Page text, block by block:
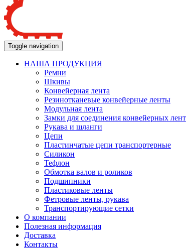
Toggle navigation
НАША ПРОДУКЦИЯ
Ремни
Шкивы
Конвейерная лента
Резинотканевые конвейерные ленты
Модульная лента
Замки для соединения конвейерных лент
Рукава и шланги
Цепи
Пластинчатые цепи транспортерные
Силикон
Тефлон
Обмотка валов и роликов
Подшипники
Пластиковые ленты
Фетровые ленты, рукава
Транспортирующие сетки
О компании
Полезная информация
Доставка
Контакты